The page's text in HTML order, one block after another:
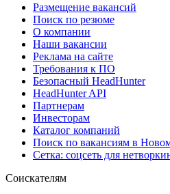
Размещение вакансий
Поиск по резюме
О компании
Наши вакансии
Реклама на сайте
Требования к ПО
Безопасный HeadHunter
HeadHunter API
Партнерам
Инвесторам
Каталог компаний
Поиск по вакансиям в
Сетка: соцсеть для
Соискателям